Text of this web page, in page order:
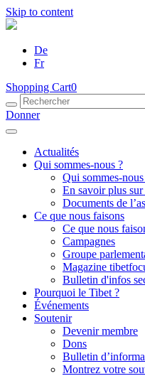
Skip to content
De
Fr
Shopping Cart0
Donner
Actualités
Qui sommes-nous ?
Qui sommes-
En savoir plus
Documents de
Ce que nous faisons
Ce que nous
Campagnes
Groupe
Magazine
Bulletin d'infos
Pourquoi le Tibet ?
Événements
Soutenir
Devenir membre
Dons
Bulletin
Montrez votre